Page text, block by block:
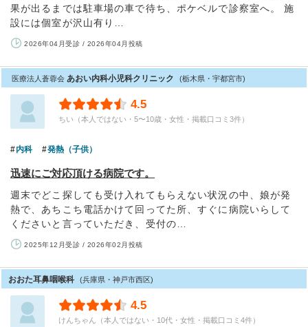
果が出るまでは駐車場の車で待ち、ポケベルで診察室へ。 施
設には個室が沢山有り…
2026年04月受診 / 2026年04月投稿
医療法人蒼蓉会 あおい内科小児科クリニック (栃木県・宇都宮市)
4.5
ちい（本人ではない・5〜10歳・女性・掲載口コミ3件）
内科 発熱（子供）
迅速にご対応頂ける病院です。
週末でどこ探しても受け入れてもらえない状況の中、娘が発
熱で、あちこち電話かけて回ってた所、すぐに病院いらして
くださいと言っていただき、受付の…
2025年12月受診 / 2026年02月投稿
おおた耳鼻咽喉科 (兵庫県・神戸市西区)
4.5
けんちゃん（本人ではない・10代・女性・掲載口コミ4件）